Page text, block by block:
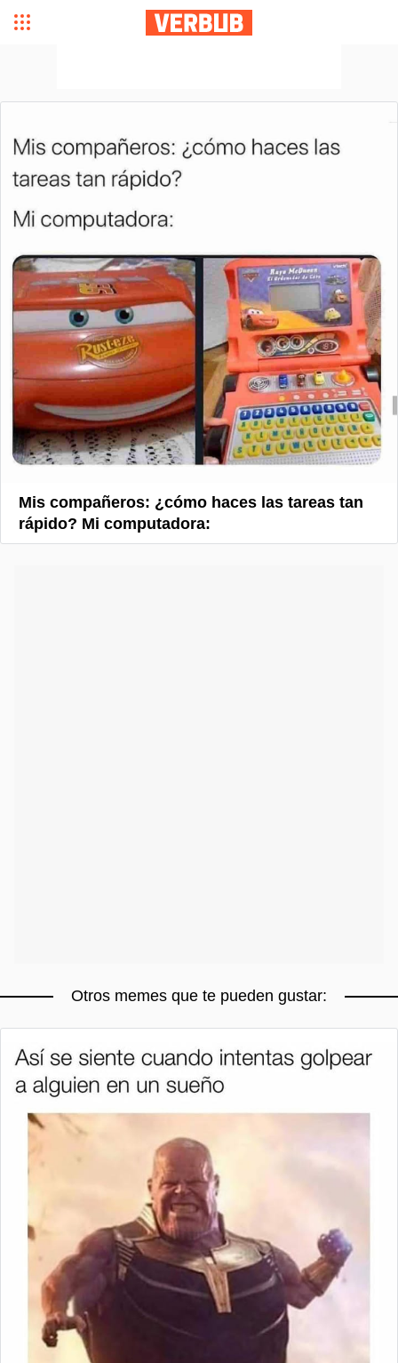
Mis compañeros: ¿cómo haces las tareas tan
rápido? Mi computadora:
Otros memes que te pueden gustar: